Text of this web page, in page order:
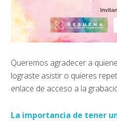
Queremos agradecer a
lograste asistir o quieres
enlace de acceso a la
La importancia de tener